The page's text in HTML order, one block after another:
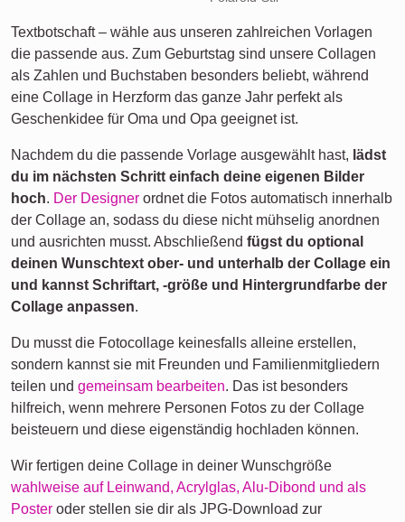
Textbotschaft – wähle aus unseren zahlreichen Vorlagen
die passende aus. Zum Geburtstag sind unsere Collagen
als Zahlen und Buchstaben besonders beliebt, während
eine Collage in Herzform das ganze Jahr perfekt als
Geschenkidee für Oma und Opa geeignet ist.
Nachdem du die passende Vorlage ausgewählt hast, lädst
du im nächsten Schritt einfach deine eigenen Bilder
hoch. Der Designer ordnet die Fotos automatisch innerhalb
der Collage an, sodass du diese nicht mühselig anordnen
und ausrichten musst. Abschließend fügst du optional
deinen Wunschtext ober- und unterhalb der Collage ein
und kannst Schriftart, -größe und Hintergrundfarbe der
Collage anpassen.
Du musst die Fotocollage keinesfalls alleine erstellen,
sondern kannst sie mit Freunden und Familienmitgliedern
teilen und gemeinsam bearbeiten. Das ist besonders
hilfreich, wenn mehrere Personen Fotos zu der Collage
beisteuern und diese eigenständig hochladen können.
Wir fertigen deine Collage in deiner Wunschgröße
wahlweise auf Leinwand, Acrylglas, Alu-Dibond und als
Poster oder stellen sie dir als JPG-Download zur